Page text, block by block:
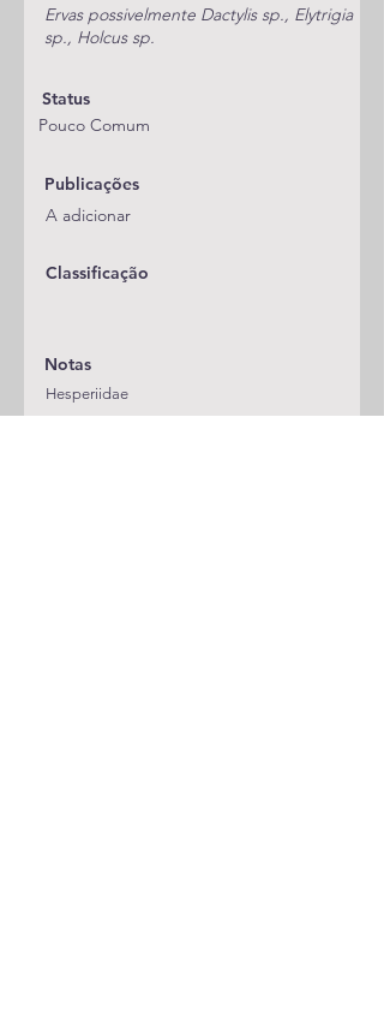
Ervas possivelmente Dactylis sp., Elytrigia
sp., Holcus sp.
Status
Pouco Comum
Publicações
A adicionar
Classificação
Notas
Hesperiidae